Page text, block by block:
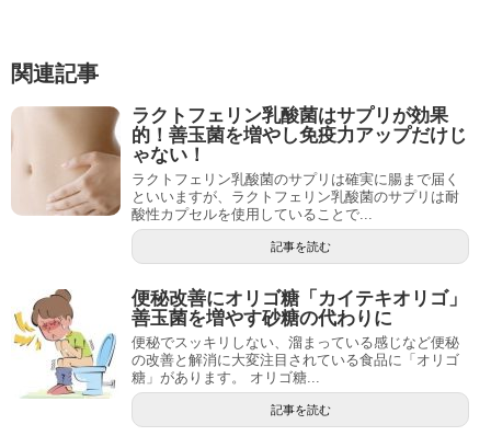
関連記事
ラクトフェリン乳酸菌はサプリが効果
的！善玉菌を増やし免疫力アップだけじ
ゃない！
ラクトフェリン乳酸菌のサプリは確実に腸まで届く
といいますが、ラクトフェリン乳酸菌のサプリは耐
酸性カプセルを使用していることで...
記事を読む
便秘改善にオリゴ糖「カイテキオリゴ」
善玉菌を増やす砂糖の代わりに
便秘でスッキリしない、溜まっている感じなど便秘
の改善と解消に大変注目されている食品に「オリゴ
糖」があります。 オリゴ糖...
記事を読む